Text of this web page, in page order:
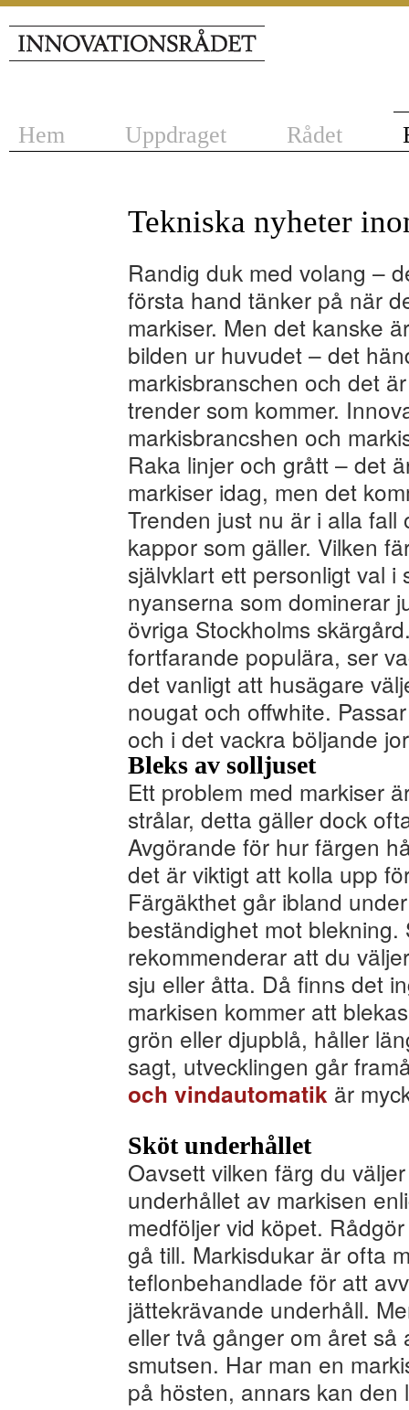
Hem Uppdraget Rådet
Tekniska nyheter
Randig duk med volang –
första hand tänker på när
markiser. Men det kanske
bilden ur huvudet – det
markisbranschen och det
trender som kommer.
markisbrancshen och
Raka linjer och grått – det
markiser idag, men det
Trenden just nu är i alla
kappor som gäller. Vilken
självklart ett personligt val
nyanserna som dominerar
övriga Stockholms
fortfarande populära, ser
det vanligt att husägare
nougat och offwhite.
och i det vackra böljande
Bleks av solljuset
Ett problem med markiser
strålar, detta gäller dock
Avgörande för hur färgen
det är viktigt att kolla upp
Färgäkthet går ibland
beständighet mot
rekommenderar att du
sju eller åtta. Då finns det
markisen kommer att
grön eller djupblå, håller
sagt, utvecklingen går
och vindautomatik är
Sköt underhållet
Oavsett vilken färg du
underhållet av markisen
medföljer vid köpet.
gå till. Markisdukar är ofta
teflonbehandlade för att
jättekrävande underhåll.
eller två gånger om året
smutsen. Har man en
på hösten, annars kan